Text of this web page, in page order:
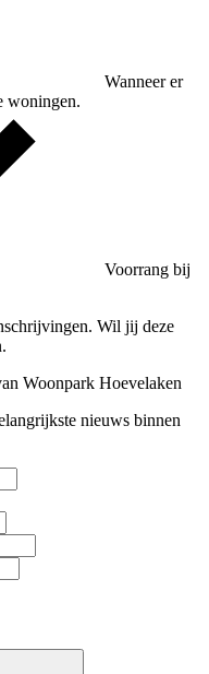
Wanneer er
woningen.
Voorrang bij
Wil jij deze
Woonpark Hoevelaken
nieuws binnen